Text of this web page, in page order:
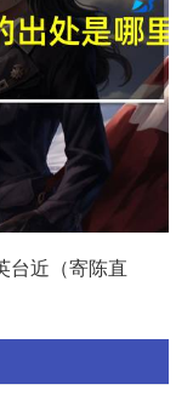
台近（寄陈直